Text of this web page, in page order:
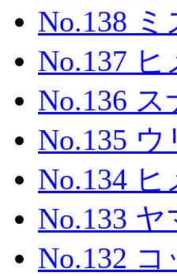
No.138
No.137
No.136 ス
No.135
No.134
No.133 ヤ
No.132